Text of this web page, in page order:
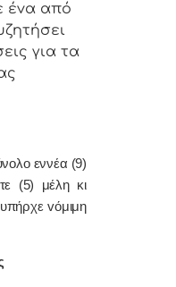
έvα από
για τα
εννέα (9)
(5) μέλη κι
vόμιμη